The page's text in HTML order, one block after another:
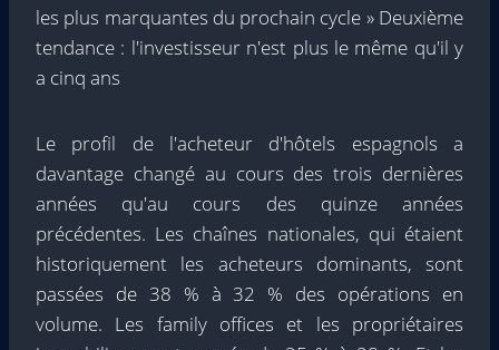
les plus marquantes du prochain cycle » Deuxième
tendance : l'investisseur n'est plus le même qu'il y
a cinq ans
Le profil de l'acheteur d'hôtels espagnols a
davantage changé au cours des trois dernières
années qu'au cours des quinze années
précédentes. Les chaînes nationales, qui étaient
historiquement les acheteurs dominants, sont
passées de 38 % à 32 % des opérations en
volume. Les family offices et les propriétaires